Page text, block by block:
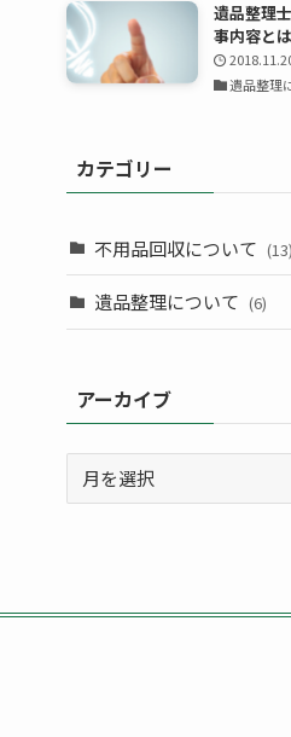
遺品整理
事内容とは
遺品整理
カテゴリー
不用品回収について (13)
遺品整理について (6)
アーカイブ
ー